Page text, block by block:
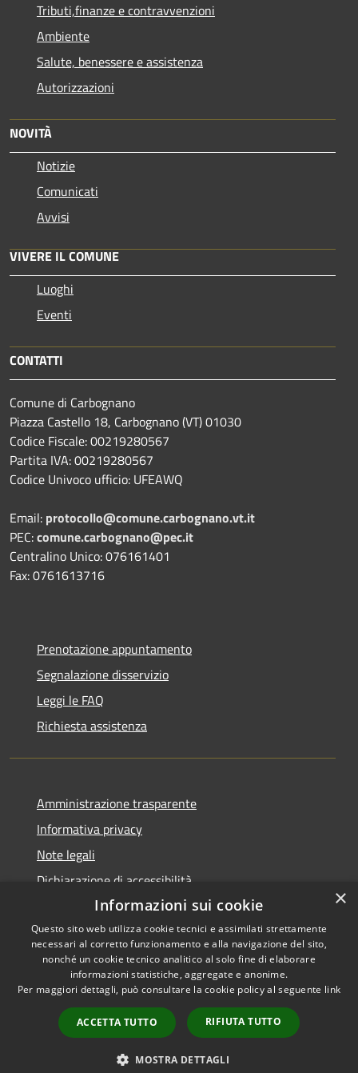
Tributi,finanze e contravvenzioni
Ambiente
Salute, benessere e assistenza
Autorizzazioni
NOVITÀ
Notizie
Comunicati
Avvisi
VIVERE IL COMUNE
Luoghi
Eventi
CONTATTI
Comune di Carbognano
Piazza Castello 18, Carbognano (VT) 01030
Codice Fiscale: 00219280567
Partita IVA: 00219280567
Codice Univoco ufficio: UFEAWQ
Email: protocollo@comune.carbognano.vt.it
PEC:comune.carbognano@pec.it
Centralino Unico: 076161401
Fax: 0761613716
Prenotazione appuntamento
Segnalazione disservizio
Leggi le FAQ
Richiesta assistenza
Amministrazione trasparente
Informativa privacy
Note legali
Dichiarazione di accessibilità
Accessibilità
Privacy
Mappa del sito
Copyright © 2026 • Comune di
Carbognano • Powered by
Municipium
Accesso
redazione
×
Informazioni sui cookie
Questo sito web utilizza cookie tecnici e assimilati strettamente
necessari al corretto funzionamento e alla navigazione del sito,
nonché un cookie tecnico analitico al solo fine di elaborare
informazioni statistiche, aggregate e anonime.
Per maggiori dettagli, può consultare la cookie policy al seguente link
ACCETTA TUTTO RIFIUTA TUTTO
MOSTRA DETTAGLI